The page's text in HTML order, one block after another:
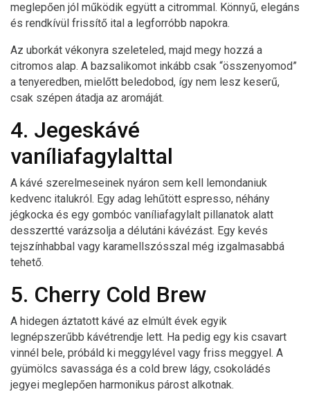
meglepően jól működik együtt a citrommal. Könnyű, elegáns
és rendkívül frissítő ital a legforróbb napokra.
Az uborkát vékonyra szeleteled, majd megy hozzá a
citromos alap. A bazsalikomot inkább csak “összenyomod”
a tenyeredben, mielőtt beledobod, így nem lesz keserű,
csak szépen átadja az aromáját.
4. Jegeskávé
vaníliafagylalttal
A kávé szerelmeseinek nyáron sem kell lemondaniuk
kedvenc italukról. Egy adag lehűtött espresso, néhány
jégkocka és egy gombóc vaníliafagylalt pillanatok alatt
desszertté varázsolja a délutáni kávézást. Egy kevés
tejszínhabbal vagy karamellszósszal még izgalmasabbá
tehető.
5. Cherry Cold Brew
A hidegen áztatott kávé az elmúlt évek egyik
legnépszerűbb kávétrendje lett. Ha pedig egy kis csavart
vinnél bele, próbáld ki meggylével vagy friss meggyel. A
gyümölcs savassága és a cold brew lágy, csokoládés
jegyei meglepően harmonikus párost alkotnak.